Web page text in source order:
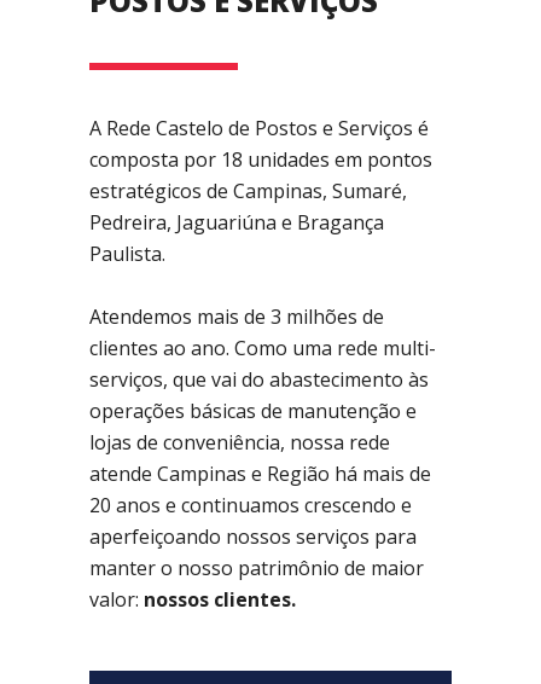
A Rede Castelo de Postos e Serviços é
composta por 18 unidades em pontos
estratégicos de Campinas, Sumaré,
Pedreira, Jaguariúna e Bragança
Paulista.
Atendemos mais de 3 milhões de
clientes ao ano. Como uma rede multi-
serviços, que vai do abastecimento às
operações básicas de manutenção e
lojas de conveniência, nossa rede
atende Campinas e Região há mais de
20 anos e continuamos crescendo e
aperfeiçoando nossos serviços para
manter o nosso patrimônio de maior
valor: nossos clientes.